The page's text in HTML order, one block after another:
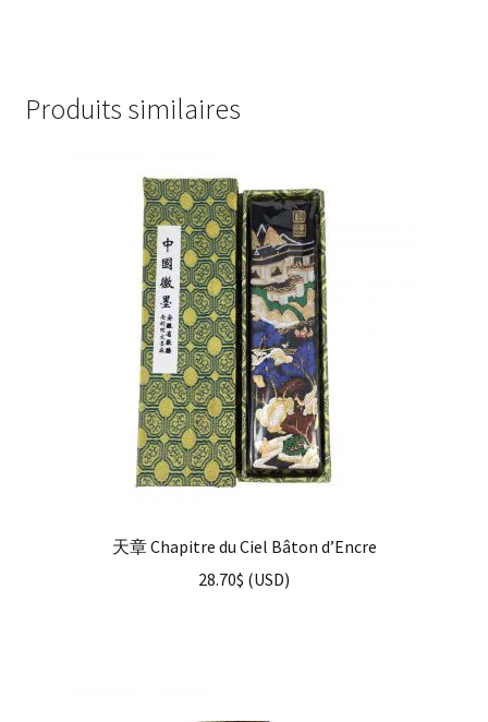
Produits similaires
天章 Chapitre du Ciel Bâton d’Encre
28.70$ (USD)